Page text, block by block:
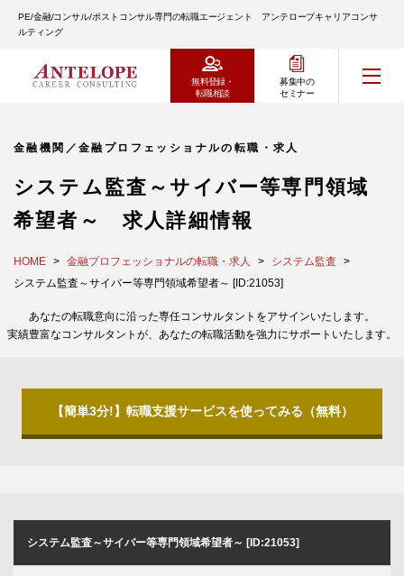
PE/金融/コンサル/ポストコンサル専門の転職エージェント アンテロープキャリアコンサ
ルティング
無料登録・
転職相談
募集中の
セミナー
金融機関／金融プロフェッショナルの転職・求人
システム監査～サイバー等専門領域
希望者～ 求人詳細情報
HOME 金融プロフェッショナルの転職・求人
システム監査
システム監査～サイバー等専門領域希望者～ [ID:21053]
あなたの転職意向に沿った専任コンサルタントをアサインいたします。
実績豊富なコンサルタントが、あなたの転職活動を強力にサポートいたします。
【簡単3分!】転職支援サービスを使ってみる（無料）
システム監査～サイバー等専門領域希望者～ [ID:21053]